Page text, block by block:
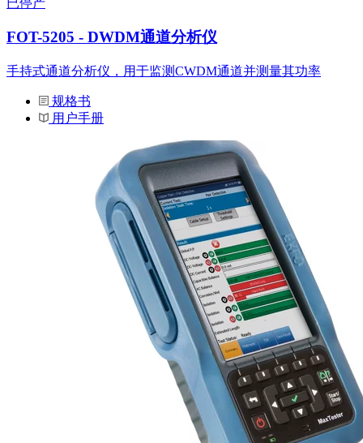
FOT-5205 - DWDM通道分析仪
手持式通道分析仪，用于监测CWDM通道并测量其功率
规格书
用户手册